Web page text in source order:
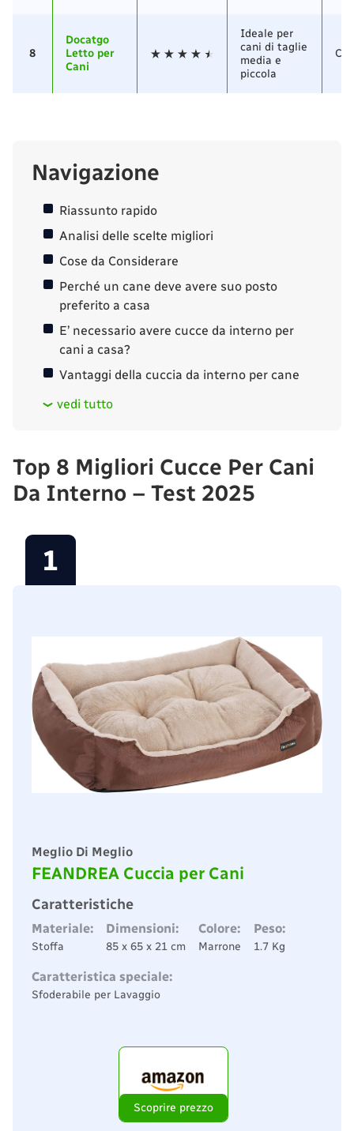
8
Docatgo
Letto per
Cani
Ideale per
cani di taglie
media e
piccola
Navigazione
Riassunto rapido
Analisi delle scelte migliori
Cose da Considerare
Perché un cane deve avere suo posto
preferito a casa
E’ necessario avere cucce da interno per
cani a casa?
Vantaggi della cuccia da interno per cane
vedi tutto
Top 8 Migliori Cucce Per Cani
Da Interno – Test 2025
1
Meglio Di Meglio
FEANDREA Cuccia per Cani
Caratteristiche
Materiale:
Stoffa
Dimensioni:
85 x 65 x 21 cm
Colore:
Marrone
Peso:
1.7 Kg
Caratteristica speciale:
Sfoderabile per Lavaggio
Scoprire prezzo